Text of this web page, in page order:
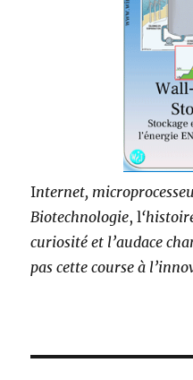
Internet,
Biotechnologie, l
curiosité et l’audace
pas cette course à